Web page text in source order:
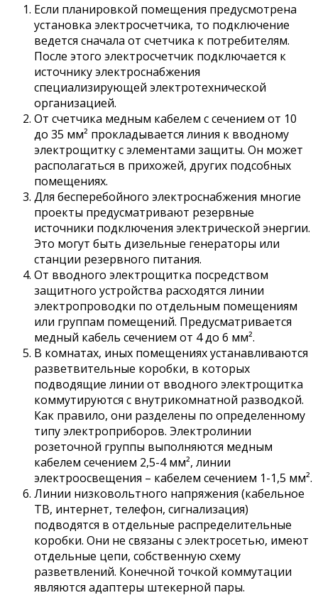
Если планировкой помещения предусмотрена
установка электросчетчика, то подключение
ведется сначала от счетчика к потребителям.
После этого электросчетчик подключается к
источнику электроснабжения
специализирующей электротехнической
организацией.
От счетчика медным кабелем с сечением от 10
до 35 мм² прокладывается линия к вводному
электрощитку с элементами защиты. Он может
располагаться в прихожей, других подсобных
помещениях.
Для бесперебойного электроснабжения многие
проекты предусматривают резервные
источники подключения электрической энергии.
Это могут быть дизельные генераторы или
станции резервного питания.
От вводного электрощитка посредством
защитного устройства расходятся линии
электропроводки по отдельным помещениям
или группам помещений. Предусматривается
медный кабель сечением от 4 до 6 мм².
В комнатах, иных помещениях устанавливаются
разветвительные коробки, в которых
подводящие линии от вводного электрощитка
коммутируются с внутрикомнатной разводкой.
Как правило, они разделены по определенному
типу электроприборов. Электролинии
розеточной группы выполняются медным
кабелем сечением 2,5-4 мм², линии
электроосвещения – кабелем сечением 1-1,5 мм².
Линии низковольтного напряжения (кабельное
ТВ, интернет, телефон, сигнализация)
подводятся в отдельные распределительные
коробки. Они не связаны с электросетью, имеют
отдельные цепи, собственную схему
разветвлений. Конечной точкой коммутации
являются адаптеры штекерной пары.